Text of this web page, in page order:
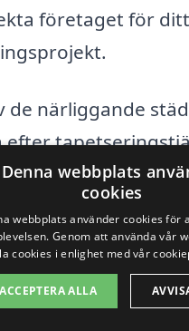
företaget för ditt
de närliggande
efter
Denna webbplats
cookies
webbplats använder cookies för
Genom att använda vår
cookies i enlighet med vår
ACCEPTERA ALLA